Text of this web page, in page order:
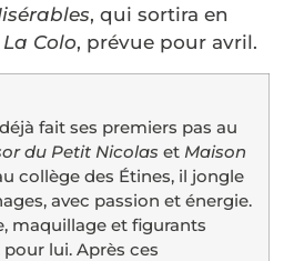
, qui sortira en
La Colo, prévue pour avril.
fait ses premiers pas au
du Petit Nicolas et Maison
collège des Étines, il jongle
avec passion et énergie.
maquillage et figurants
lui. Après ces